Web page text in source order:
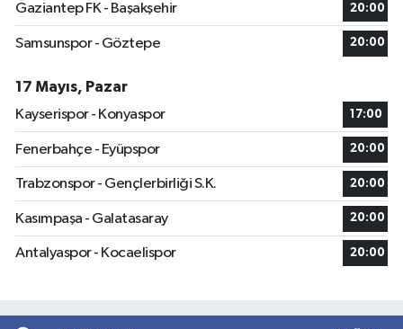
Gaziantep FK - Başakşehir 20:00
Samsunspor - Göztepe 20:00
17 Mayıs, Pazar
Kayserispor - Konyaspor
17:00
Fenerbahçe - Eyüpspor 20:00
Trabzonspor - Gençlerbirliği S.K. 20:00
Kasımpaşa - Galatasaray 20:00
Antalyaspor - Kocaelispor 20:00